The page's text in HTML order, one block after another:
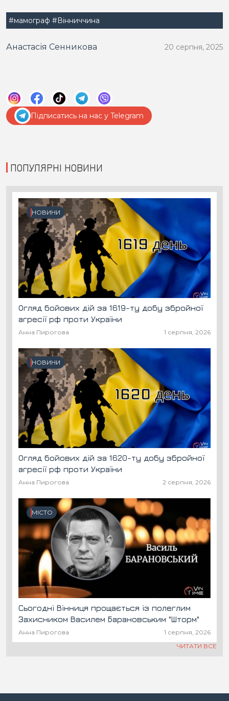
#мамограф #Вінниччина
Анастасія Сенникова 20 серпня, 2025
Підписатись на нас у Telegram
ПОПУЛЯРНІ НОВИНИ
НОВИНИ
Огляд бойових дій за 1619-ту добу збройної
агресії рф проти України
Анна Пирогова 1 серпня, 2026
НОВИНИ
Огляд бойових дій за 1620-ту добу збройної
агресії рф проти України
Анна Пирогова 2 серпня, 2026
МІСТО
Сьогодні Вінниця прощається із полеглим
Захисником Василем Барановським "Шторм"
Анна Пирогова
1 серпня, 2026
ЧИТАТИ ВСЕ